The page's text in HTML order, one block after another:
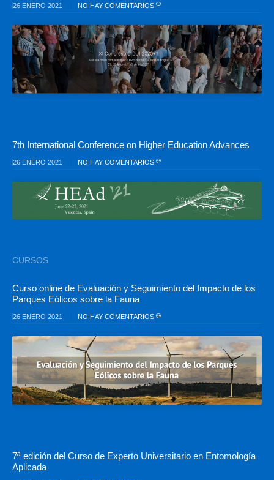
26 ENERO 2021 NO HAY COMENTARIOS
7th International Conference on Higher Education Advances
26 ENERO 2021 NO HAY COMENTARIOS
CURSOS
Curso online de Evaluación y Seguimiento del Impacto de los
Parques Eólicos sobre la Fauna
26 ENERO 2021 NO HAY COMENTARIOS
7ª edición del Curso de Experto Universitario en Entomología
Aplicada